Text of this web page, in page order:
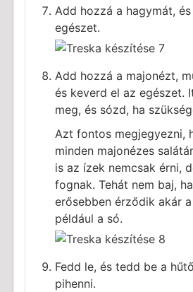
Add hozzá a hagymát,
egészet.
Add hozzá a majonézt,
és keverd el az egészet.
meg, és sózd, ha
Azt fontos megjegyezni,
minden majonézes
is az ízek nemcsak érni,
fognak. Tehát nem baj,
erősebben érződik akár
például a só.
Fedd le, és tedd be a
pihenni.